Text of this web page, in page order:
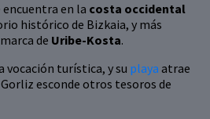
en la costa occidental
histórico de Bizkaia, y más
de Uribe-Kosta.
vocación turística, y su playa atrae
esconde otros tesoros de